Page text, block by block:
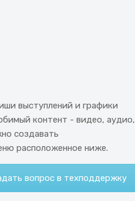
выступлений и графики
контент - видео, аудио,
создавать
расположенное ниже.
вопрос в техподдержку